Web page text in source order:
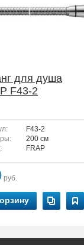
для душа
F43-2
F43-2
200 см
FRAP
руб.